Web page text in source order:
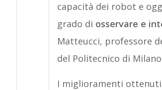
capacità dei robot e
grado di osservare e
Matteucci, professore
del Politecnico di
I miglioramenti